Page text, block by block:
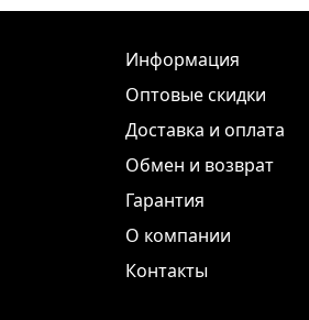
Информация
Оптовые скидки
Доставка и оплата
Обмен и возврат
Гарантия
О компании
Контакты